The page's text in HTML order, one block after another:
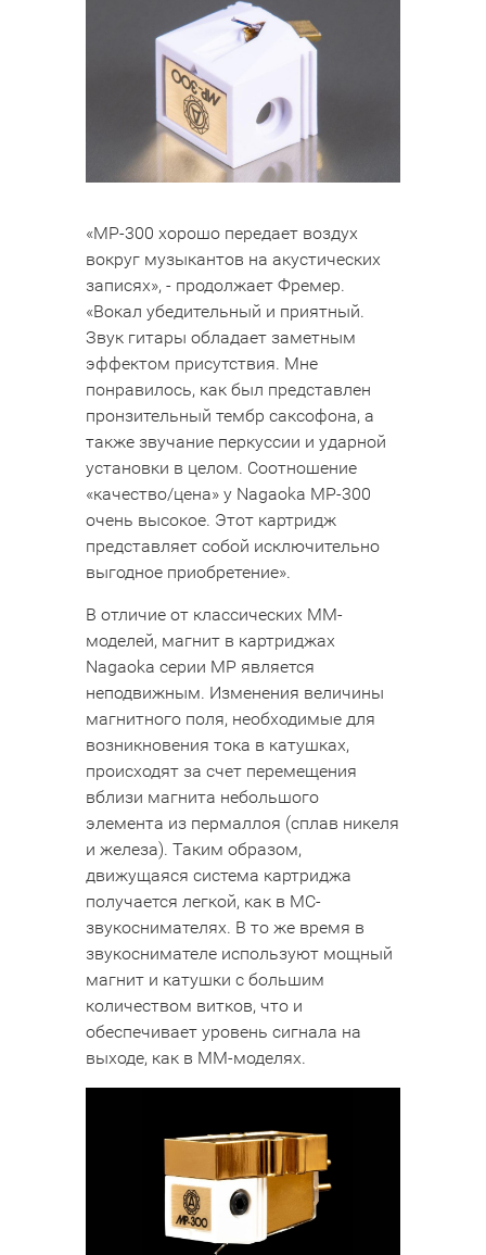
«MP-300 хорошо передает воздух
вокруг музыкантов на акустических
записях», - продолжает Фремер.
«Вокал убедительный и приятный.
Звук гитары обладает заметным
эффектом присутствия. Мне
понравилось, как был представлен
пронзительный тембр саксофона, а
также звучание перкуссии и ударной
установки в целом. Соотношение
«качество/цена» у Nagaokа MP-300
очень высокое. Этот картридж
представляет собой исключительно
выгодное приобретение».
В отличие от классических MM-
моделей, магнит в картриджах
Nagaokа серии MP является
неподвижным. Изменения величины
магнитного поля, необходимые для
возникновения тока в катушках,
происходят за счет перемещения
вблизи магнита небольшого
элемента из пермаллоя (сплав никеля
и железа). Таким образом,
движущаяся система картриджа
получается легкой, как в MC-
звукоснимателях. В то же время в
звукоснимателе используют мощный
магнит и катушки с большим
количеством витков, что и
обеспечивает уровень сигнала на
выходе, как в MM-моделях.